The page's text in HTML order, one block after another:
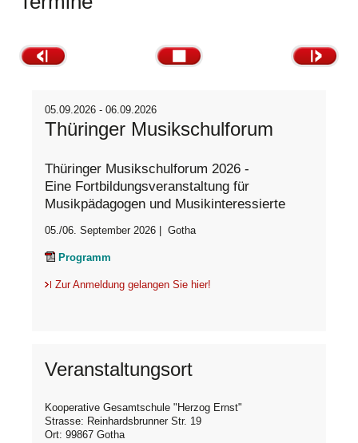
05.09.2026 - 06.09.2026
Thüringer Musikschulforum
Thüringer Musikschulforum 2026 -
Eine Fortbildungsveranstaltung für
Musikpädagogen und Musikinteressierte
05./06. September 2026 | Gotha
Programm
Zur Anmeldung gelangen Sie hier!
Veranstaltungsort
Kooperative Gesamtschule "Herzog Ernst"
Strasse: Reinhardsbrunner Str. 19
Ort: 99867 Gotha